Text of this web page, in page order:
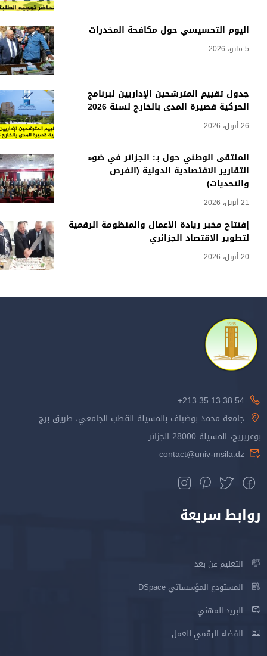
اليوم التحسيسي حول مكافحة المخدرات
5 مايو، 2026
جدول تقييم المترشحين الإداريين لبرنامج
الحركية قصيرة المدى بالخارج لسنة 2026
26 أبريل، 2026
الملتقى الوطني حول بـ: الجزائر في ضوء
التقارير الاقتصادية الدولية (الفرص
والتحديات)
21 أبريل، 2026
إفتتاح مخبر ريادة الأعمال والمنظومة الرقمية
لتطوير الاقتصاد الجزائري
20 أبريل، 2026
213.35.13.38.54+
جامعة محمد بوضياف بالمسيلة القطب الجامعي، طريق برج
بوعريريج، المسيلة 28000 الجزائر
contact@univ-msila.dz
روابط سريعة
التعليم عن بعد
المستودع المؤسساتي DSpace
البريد المهني
الفضاء الرقمي للعمل